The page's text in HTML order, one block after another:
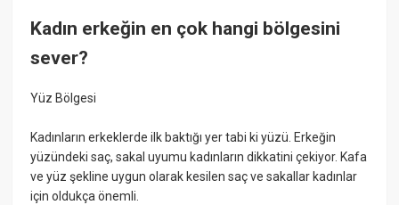
Kadın erkeğin en çok hangi bölgesini
sever?
Yüz Bölgesi
Kadınların erkeklerde ilk baktığı yer tabi ki yüzü. Erkeğin
yüzündeki saç, sakal uyumu kadınların dikkatini çekiyor. Kafa
ve yüz şekline uygun olarak kesilen saç ve sakallar kadınlar
için oldukça önemli.